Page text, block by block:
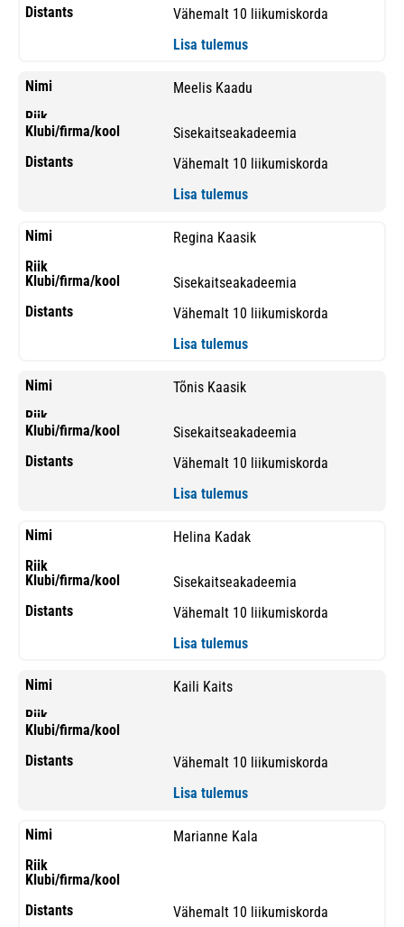
Vähemalt 10 liikumiskorda
Lisa tulemus
Meelis Kaadu
Sisekaitseakadeemia
Vähemalt 10 liikumiskorda
Lisa tulemus
Regina Kaasik
Sisekaitseakadeemia
Vähemalt 10 liikumiskorda
Lisa tulemus
Tõnis Kaasik
Sisekaitseakadeemia
Vähemalt 10 liikumiskorda
Lisa tulemus
Helina Kadak
Sisekaitseakadeemia
Vähemalt 10 liikumiskorda
Lisa tulemus
Kaili Kaits
Vähemalt 10 liikumiskorda
Lisa tulemus
Marianne Kala
Vähemalt 10 liikumiskorda